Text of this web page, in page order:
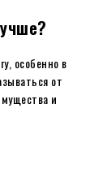
особенно в
от
и